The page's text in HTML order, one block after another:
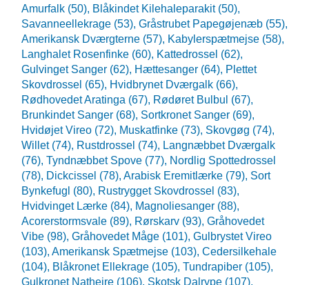
Amurfalk (50), Blåkindet Kilehaleparakit (50),
Savanneellekrage (53), Gråstrubet Papegøjenæb (55),
Amerikansk Dværgterne (57), Kabylerspætmejse (58),
Langhalet Rosenfinke (60), Kattedrossel (62),
Gulvinget Sanger (62), Hættesanger (64), Plettet
Skovdrossel (65), Hvidbrynet Dværgalk (66),
Rødhovedet Aratinga (67), Rødøret Bulbul (67),
Brunkindet Sanger (68), Sortkronet Sanger (69),
Hvidøjet Vireo (72), Muskatfinke (73), Skovgøg (74),
Willet (74), Rustdrossel (74), Langnæbbet Dværgalk
(76), Tyndnæbbet Spove (77), Nordlig Spottedrossel
(78), Dickcissel (78), Arabisk Eremitlærke (79), Sort
Bynkefugl (80), Rustrygget Skovdrossel (83),
Hvidvinget Lærke (84), Magnoliesanger (88),
Acorerstormsvale (89), Rørskarv (93), Gråhovedet
Vibe (98), Gråhovedet Måge (101), Gulbrystet Vireo
(103), Amerikansk Spætmejse (103), Cedersilkehale
(104), Blåkronet Ellekrage (105), Tundrapiber (105),
Gulkronet Nathejre (106), Skotsk Dalrype (107),